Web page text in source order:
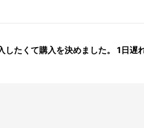
たくて購入を決めました。 1日